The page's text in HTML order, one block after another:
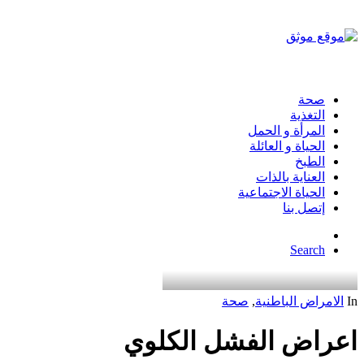
صحة
التغذية
المرأة و الحمل
الحياة و العائلة
الطبخ
العناية بالذات
الحياة الاجتماعية
إتصل بنا
Search
In الامراض الباطنية, صحة
اعراض الفشل الكلوي